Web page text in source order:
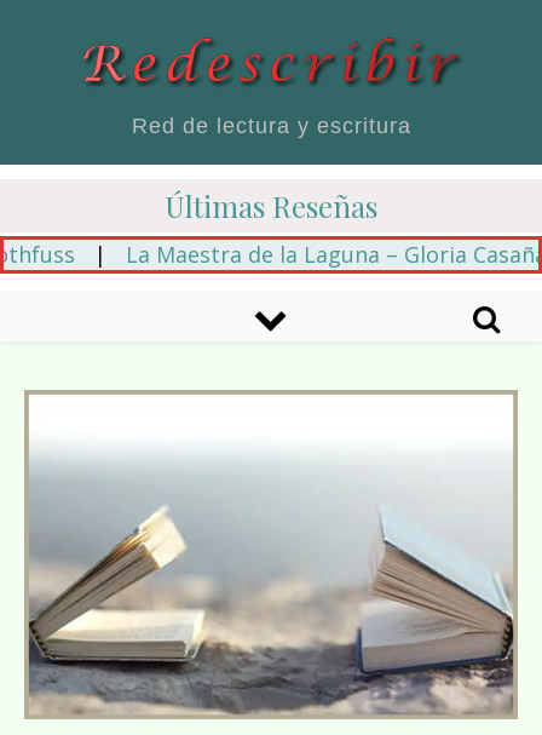
Red de lectura y escritura
Últimas Reseñas
| La Maestra de la Laguna – Gloria Casañas |